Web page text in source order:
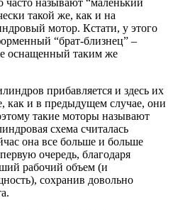
часто называют “маленький
такой же, как и на
мотор. Кстати, у этого
“брат-близнец” –
оснащенный таким же
прибавляется и здесь их
как и в предыдущем случае, они
такие моторы называют
схема считалась
она все больше и больше
очередь, благодаря
рабочий объем (и
сохранив довольно